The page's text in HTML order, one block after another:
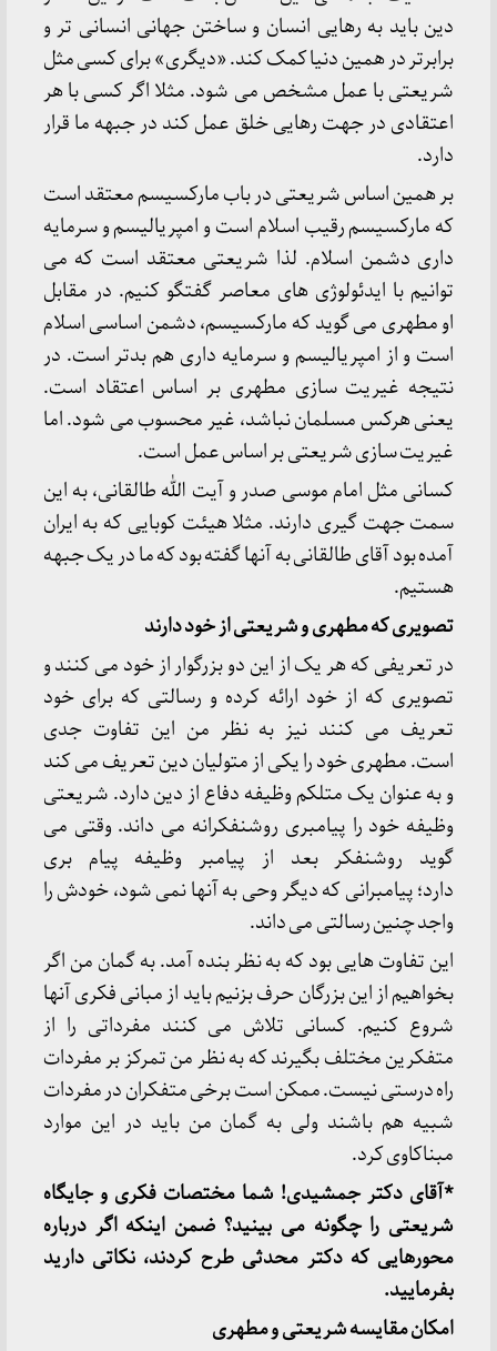
دین باید به رهایی انسان و ساختن جهانی انسانی تر و
برابرتر در همین دنیا کمک کند. «دیگری» برای کسی مثل
شریعتی با عمل مشخص می شود. مثلا اگر کسی با هر
اعتقادی در جهت رهایی خلق عمل کند در جبهه ما قرار
دارد.
بر همین اساس شریعتی در باب مارکسیسم معتقد است
که مارکسیسم رقیب اسلام است و امپریالیسم و سرمایه
داری دشمن اسلام. لذا شریعتی معتقد است که می
توانیم با ایدئولوژی های معاصر گفتگو کنیم. در مقابل
او مطهری می گوید که مارکسیسم، دشمن اساسی اسلام
است و از امپریالیسم و سرمایه داری هم بدتر است. در
نتیجه غیریت سازی مطهری بر اساس اعتقاد است.
یعنی هرکس مسلمان نباشد، غیر محسوب می شود. اما
غیریت سازی شریعتی بر اساس عمل است.
کسانی مثل امام موسی صدر و آیت الله طالقانی، به این
سمت جهت گیری دارند. مثلا هیئت کوبایی که به ایران
آمده بود آقای طالقانی به آنها گفته بود که ما در یک جبهه
هستیم.
تصویری که مطهری و شریعتی از خود دارند
در تعریفی که هر یک از این دو بزرگوار از خود می کنند و
تصویری که از خود ارائه کرده و رسالتی که برای خود
تعریف می کنند نیز به نظر من این تفاوت جدی
است. مطهری خود را یکی از متولیان دین تعریف می کند
و به عنوان یک متلکم وظیفه دفاع از دین دارد. شریعتی
وظیفه خود را پیامبری روشنفکرانه می داند. وقتی می
گوید روشنفکر بعد از پیامبر وظیفه پیام بری
دارد؛ پیامبرانی که دیگر وحی به آنها نمی شود، خودش را
واجد چنین رسالتی می داند.
این تفاوت هایی بود که به نظر بنده آمد. به گمان من اگر
بخواهیم از این بزرگان حرف بزنیم باید از مبانی فکری آنها
شروع کنیم. کسانی تلاش می کنند مفرداتی را از
متفکرین مختلف بگیرند که به نظر من تمرکز بر مفردات
راه درستی نیست. ممکن است برخی متفکران در مفردات
شبیه هم باشند ولی به گمان من باید در این موارد
مبناکاوی کرد.
*آقای دکتر جمشیدی! شما مختصات فکری و جایگاه
شریعتی را چگونه می بینید؟ ضمن اینکه اگر درباره
محورهایی که دکتر محدثی طرح کردند، نکاتی دارید
بفرمایید.
امکان مقایسه شریعتی و مطهری